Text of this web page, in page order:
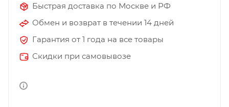
Быстрая доставка по Москве и РФ
Обмен и возврат в течении 14 дней
Гарантия от 1 года на все товары
Скидки при самовывозе